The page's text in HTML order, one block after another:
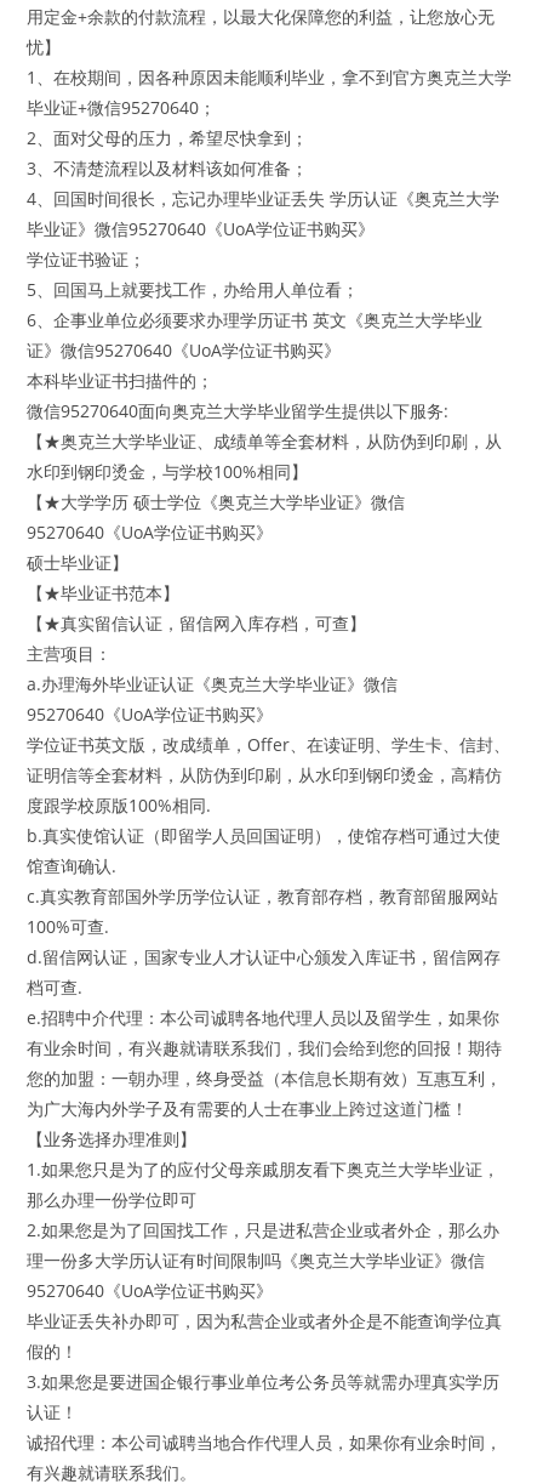
用定金+余款的付款流程，以最大化保障您的利益，让您放心无
忧】
1、在校期间，因各种原因未能顺利毕业，拿不到官方奥克兰大学
毕业证+微信95270640；
2、面对父母的压力，希望尽快拿到；
3、不清楚流程以及材料该如何准备；
4、回国时间很长，忘记办理毕业证丢失 学历认证《奥克兰大学
毕业证》微信95270640《UoA学位证书购买》
学位证书验证；
5、回国马上就要找工作，办给用人单位看；
6、企事业单位必须要求办理学历证书 英文《奥克兰大学毕业
证》微信95270640《UoA学位证书购买》
本科毕业证书扫描件的；
微信95270640面向奥克兰大学毕业留学生提供以下服务:
【★奥克兰大学毕业证、成绩单等全套材料，从防伪到印刷，从
水印到钢印烫金，与学校100%相同】
【★大学学历 硕士学位《奥克兰大学毕业证》微信
95270640《UoA学位证书购买》
硕士毕业证】
【★毕业证书范本】
【★真实留信认证，留信网入库存档，可查】
主营项目：
a.办理海外毕业证认证《奥克兰大学毕业证》微信
95270640《UoA学位证书购买》
学位证书英文版，改成绩单，Offer、在读证明、学生卡、信封、
证明信等全套材料，从防伪到印刷，从水印到钢印烫金，高精仿
度跟学校原版100%相同.
b.真实使馆认证（即留学人员回国证明），使馆存档可通过大使
馆查询确认.
c.真实教育部国外学历学位认证，教育部存档，教育部留服网站
100%可查.
d.留信网认证，国家专业人才认证中心颁发入库证书，留信网存
档可查.
e.招聘中介代理：本公司诚聘各地代理人员以及留学生，如果你
有业余时间，有兴趣就请联系我们，我们会给到您的回报！期待
您的加盟：一朝办理，终身受益（本信息长期有效）互惠互利，
为广大海内外学子及有需要的人士在事业上跨过这道门槛！
【业务选择办理准则】
1.如果您只是为了的应付父母亲戚朋友看下奥克兰大学毕业证，
那么办理一份学位即可
2.如果您是为了回国找工作，只是进私营企业或者外企，那么办
理一份多大学历认证有时间限制吗《奥克兰大学毕业证》微信
95270640《UoA学位证书购买》
毕业证丢失补办即可，因为私营企业或者外企是不能查询学位真
假的！
3.如果您是要进国企银行事业单位考公务员等就需办理真实学历
认证！
诚招代理：本公司诚聘当地合作代理人员，如果你有业余时间，
有兴趣就请联系我们。